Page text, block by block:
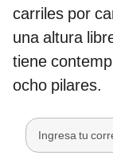
carriles por
una altura
tiene
ocho pilares.